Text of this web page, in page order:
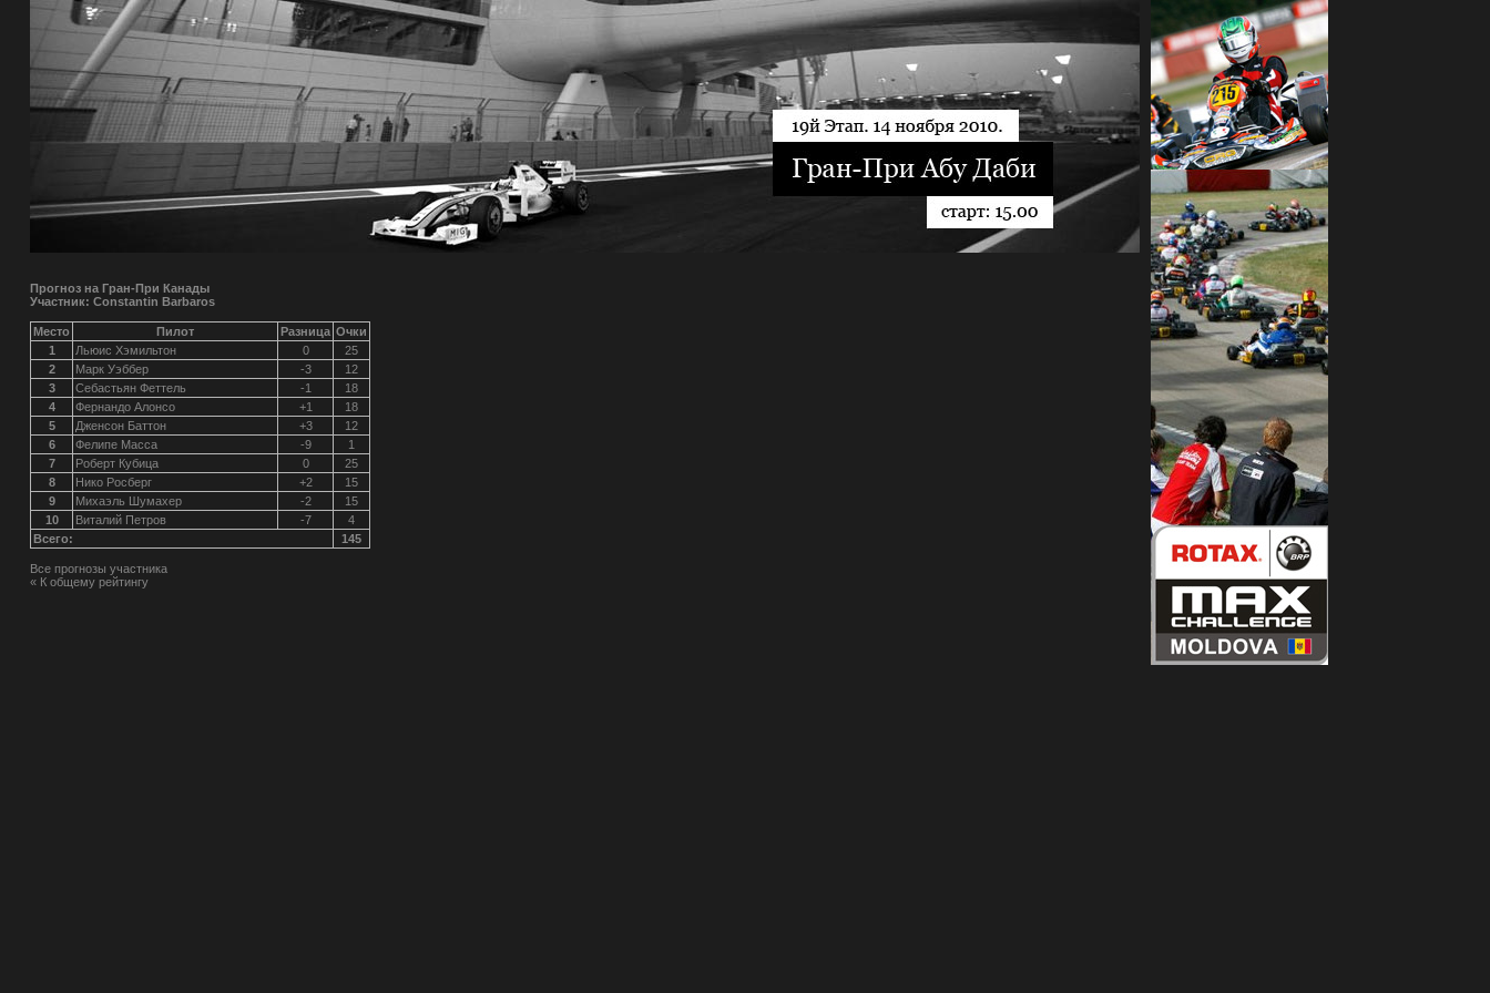
Прогноз на Гран-При Канады
Участник: Constantin Barbaros
Место Пилот Разница Очки
1
Льюис Хэмильтон 0
25
2
Марк Уэббер -3
12
3
Себастьян Феттель -1
18
4
Фернандо Алонсо +1
18
5
Дженсон Баттон +3
12
6
Фелипе Масса -9
1
7
Роберт Кубица 0
25
8
Нико Росберг +2
15
9
Михаэль Шумахер -2
15
10
Виталий Петров -7
4
Всего:
145
Все прогнозы участника
« К общему рейтингу